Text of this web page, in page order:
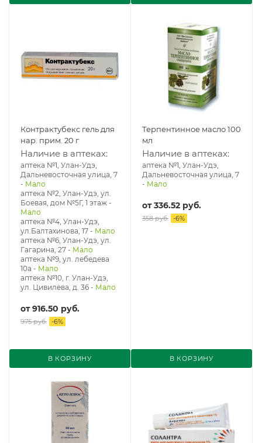
Контрактубекс гель для
нар. прим. 20 г
Наличие в аптеках:
аптека №1, Улан-Удэ,
Дальневосточная улица, 7
- Мало
аптека №2, Улан-Удэ, ул.
Боевая, дом №5Г, 1 этаж -
Мало
аптека №4, Улан-Удэ,
ул.Балтахинова, 17 - Мало
аптека №6, Улан-Удэ, ул.
Гагарина, 27 - Мало
аптека №9, ул. лебедева
10а - Мало
аптека №10, г. Улан-Удэ,
ул. Цивилева, д. 36 - Мало
от916.50 руб.
975 руб. -6%
В КОРЗИНУ
Терпентинное масло 100
мл
Наличие в аптеках:
аптека №1, Улан-Удэ,
Дальневосточная улица, 7
- Мало
от336.52 руб.
358 руб. -6%
В КОРЗИНУ